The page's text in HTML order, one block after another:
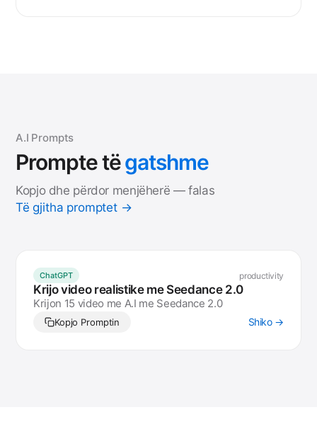
A.I Prompts
Promptetëgatshme
Kopjo dhe përdor menjëherë — falas
Të gjitha promptet →
ChatGPT productivity
Krijo video realistike me Seedance 2.0
Krijon 15 video me A.I me Seedance 2.0
Kopjo Promptin Shiko →